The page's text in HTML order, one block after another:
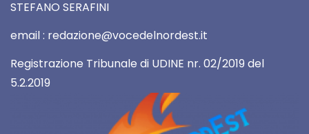
STEFANO SERAFINI
email : redazione@vocedelnordest.it
Registrazione Tribunale di UDINE nr. 02/2019 del
5.2.2019